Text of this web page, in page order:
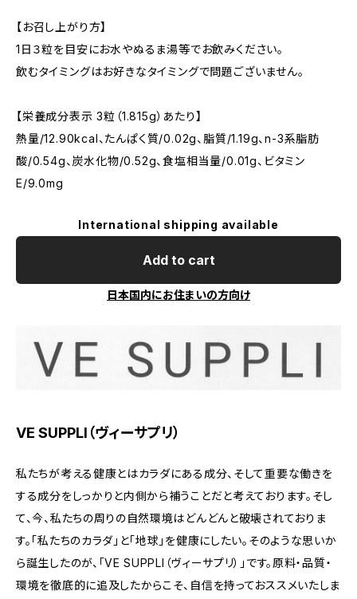
【お召し上がり方】
1日３粒を目安にお水やぬるま湯等でお飲みください。
飲むタイミングはお好きなタイミングで問題ございません。
【栄養成分表示 3粒（1.815g）あたり】
熱量/12.90kcal、たんぱく質/0.02g、脂質/1.19g、n-3系脂肪
酸/0.54g、炭水化物/0.52g、食塩相当量/0.01g、ビタミン
E/9.0mg
International shipping available
Add to cart
日本国内にお住まいの方向け
VE SUPPLI（ヴィーサプリ）
私たちが考える健康とはカラダにある成分、そして重要な働きを
する成分をしっかりと内側から補うことだと考えております。そし
て、今、私たちの周りの自然環境はどんどんと破壊されておりま
す。「私たちのカラダ」と「地球」を健康にしたい。そのような思いか
ら誕生したのが、「VE SUPPLI（ヴィーサプリ）」です。原料・品質・
環境を徹底的に追及したからこそ、自信を持っておススメいたしま